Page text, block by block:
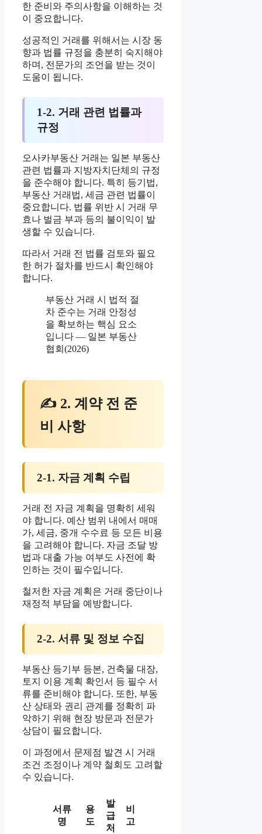
한 준비와 주의사항을 이해하는 것
이 중요합니다.
성공적인 거래를 위해서는 시장 동
향과 법률 규정을 충분히 숙지해야
하며, 전문가의 조언을 받는 것이
도움이 됩니다.
1-2. 거래 관련 법률과
규정
오사카부동산 거래는 일본 부동산
관련 법률과 지방자치단체의 규정
을 준수해야 합니다. 특히 등기법,
부동산 거래법, 세금 관련 법률이
중요합니다. 법률 위반 시 거래 무
효나 벌금 부과 등의 불이익이 발
생할 수 있습니다.
따라서 거래 전 법률 검토와 필요
한 허가 절차를 반드시 확인해야
합니다.
부동산 거래 시 법적 절
차 준수는 거래 안정성
을 확보하는 핵심 요소
입니다 — 일본 부동산
협회(2026)
✍ 2. 계약 전 준
비 사항
2-1. 자금 계획 수립
거래 전 자금 계획을 명확히 세워
야 합니다. 예산 범위 내에서 매매
가, 세금, 중개 수수료 등 모든 비용
을 고려해야 합니다. 자금 조달 방
법과 대출 가능 여부도 사전에 확
인하는 것이 필수입니다.
철저한 자금 계획은 거래 중단이나
재정적 부담을 예방합니다.
2-2. 서류 및 정보 수집
부동산 등기부 등본, 건축물 대장,
토지 이용 계획 확인서 등 필수 서
류를 준비해야 합니다. 또한, 부동
산 상태와 권리 관계를 정확히 파
악하기 위해 현장 방문과 전문가
상담이 필요합니다.
이 과정에서 문제점 발견 시 거래
조건 조정이나 계약 철회도 고려할
수 있습니다.
서류
명
용
도
발
급
처
비
고